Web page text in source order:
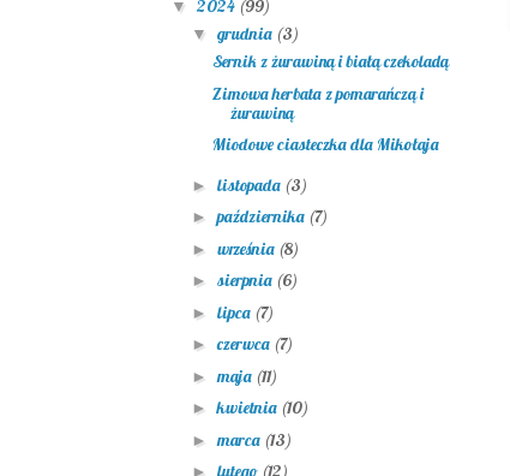
▼ 2024 (99)
▼ grudnia (3)
Sernik z żurawiną i białą czekoladą
Zimowa herbata z pomarańczą i
żurawiną
Miodowe ciasteczka dla Mikołaja
► listopada (3)
►października (7)
► września (8)
► sierpnia (6)
► lipca (7)
►czerwca (7)
► maja (11)
►kwietnia (10)
► marca (13)
► lutego (12)